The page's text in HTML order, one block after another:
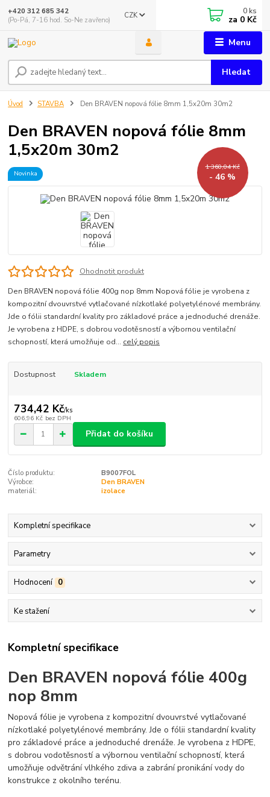
Menu
CZK
Hledat
+420 312 685 342
(Po-Pá, 7-16 hod. So-Ne zavřeno)
0 ks
za 0 Kč
Úvod STAVBA Den BRAVEN nopová fólie 8mm 1,5x20m 30m2
Den BRAVEN nopová fólie 8mm
1,5x20m 30m2
Novinka
1 360,04 Kč
- 46 %
Ohodnotit produkt
Den BRAVEN nopová fólie 400g nop 8mm Nopová fólie je vyrobena z
kompozitní dvouvrstvé vytlačované nízkotlaké polyetylénové membrány.
Jde o fólii standardní kvality pro základové práce a jednoduché drenáže.
Je vyrobena z HDPE, s dobrou vodotěsností a výbornou ventilační
schopností, která umožňuje od... celý popis
Dostupnost Skladem
734,42 Kč/ks
606,96 Kč bez DPH
Přidat do košíku
Číslo produktu:
B9007FOL
Výrobce:
Den BRAVEN
materiál:
izolace
Kompletní specifikace
Parametry
Hodnocení 0
Ke stažení
Kompletní specifikace
Den BRAVEN nopová fólie 400g
nop 8mm
Nopová fólie je vyrobena z kompozitní dvouvrstvé vytlačované
nízkotlaké polyetylénové membrány. Jde o fólii standardní kvality
pro základové práce a jednoduché drenáže. Je vyrobena z HDPE,
s dobrou vodotěsností a výbornou ventilační schopností, která
umožňuje odvětrání vlhkého zdiva a zabrání pronikání vody do
konstrukce z okolního terénu.